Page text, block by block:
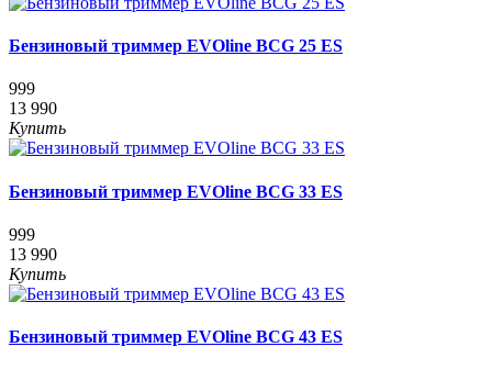
Бензиновый триммер EVOline BCG 25 ES
999
13 990
Купить
Бензиновый триммер EVOline BCG 33 ES
999
13 990
Купить
Бензиновый триммер EVOline BCG 43 ES